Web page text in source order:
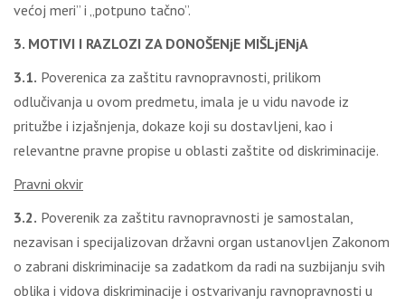
većoj meri” i „potpuno tačno”.
3. MOTIVI I RAZLOZI ZA DONOŠENjE MIŠLjENjA
3.1. Poverenica za zaštitu ravnopravnosti, prilikom
odlučivanja u ovom predmetu, imala je u vidu navode iz
pritužbe i izjašnjenja, dokaze koji su dostavljeni, kao i
relevantne pravne propise u oblasti zaštite od diskriminacije.
Pravni okvir
3.2. Poverenik za zaštitu ravnopravnosti je samostalan,
nezavisan i specijalizovan državni organ ustanovljen Zakonom
o zabrani diskriminacije sa zadatkom da radi na suzbijanju svih
oblika i vidova diskriminacije i ostvarivanju ravnopravnosti u